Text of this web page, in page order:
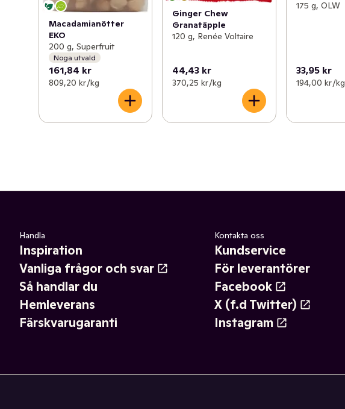
Macadamianötter
EKO
200 g, Superfruit
Noga utvald
161,84 kr
809,20 kr /kg
Ginger Chew
Granatäpple
120 g, Renée Voltaire
44,43 kr
370,25 kr /kg
175 g, OLW
33,95 kr
194,00 kr /kg
Handla
Inspiration
Vanliga frågor och svar
Så handlar du
Hemleverans
Färskvarugaranti
Kontakta oss
Kundservice
För leverantörer
Facebook
X (f.d Twitter)
Instagram